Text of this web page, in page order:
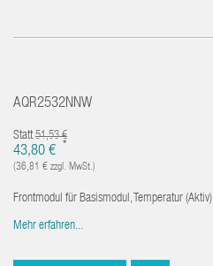
AQR2532NNW
Statt51,53 €
43,80 € *
(36,81 € zzgl. MwSt.)
Frontmodul für Basismodul, Temperatur (Aktiv)
Mehr erfahren...